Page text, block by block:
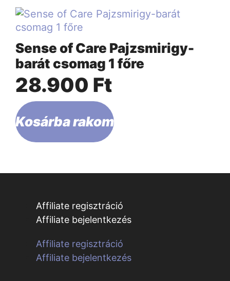
Sense of Care Pajzsmirigy-
barát csomag 1 főre
28.900 Ft
Kosárba rakom
Affiliate regisztráció
Affiliate bejelentkezés
Affiliate regisztráció
Affiliate bejelentkezés